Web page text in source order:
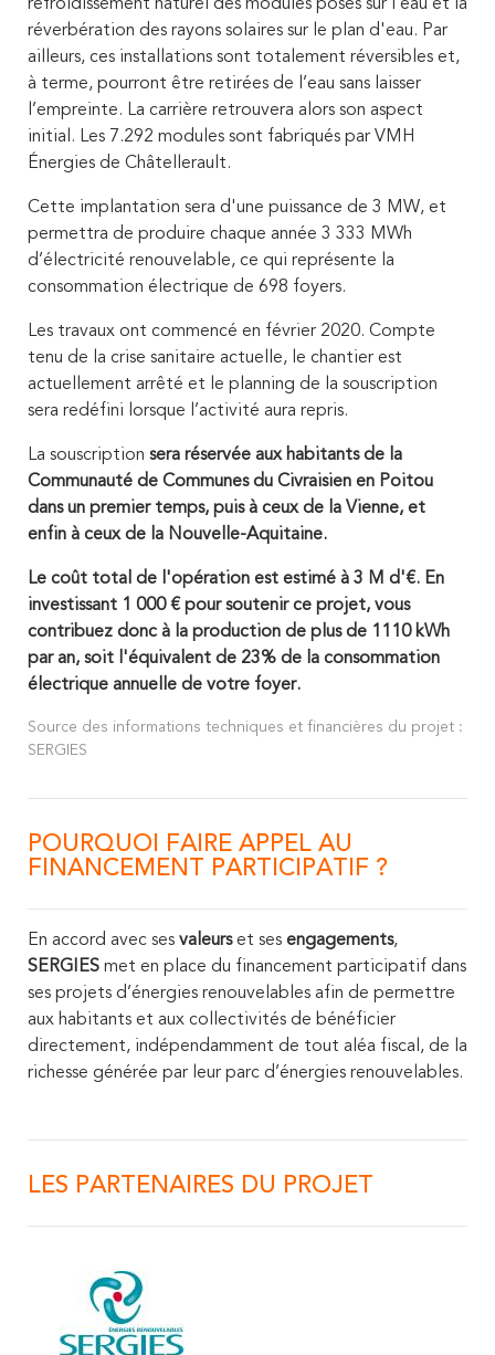
refroidissement naturel des modules posés sur l’eau et la
réverbération des rayons solaires sur le plan d'eau. Par
ailleurs, ces installations sont totalement réversibles et,
à terme, pourront être retirées de l’eau sans laisser
l’empreinte. La carrière retrouvera alors son aspect
initial. Les 7.292 modules sont fabriqués par VMH
Énergies de Châtellerault.
Cette implantation sera d'une puissance de 3 MW, et
permettra de produire chaque année 3 333 MWh
d’électricité renouvelable, ce qui représente la
consommation électrique de 698 foyers.
Les travaux ont commencé en février 2020. Compte
tenu de la crise sanitaire actuelle, le chantier est
actuellement arrêté et le planning de la souscription
sera redéfini lorsque l’activité aura repris.
La souscription sera réservée aux habitants de la
Communauté de Communes du Civraisien en Poitou
dans un premier temps, puis à ceux de la Vienne, et
enfin à ceux de la Nouvelle-Aquitaine.
Le coût total de l'opération est estimé à 3 M d'€. En
investissant 1 000 € pour soutenir ce projet, vous
contribuez donc à la production de plus de 1110 kWh
par an, soit l'équivalent de 23% de la consommation
électrique annuelle de votre foyer.
Source des informations techniques et financières du projet :
SERGIES
POURQUOI FAIRE APPEL AU
FINANCEMENT PARTICIPATIF ?
En accord avec ses valeurset ses engagements,
SERGIES met en place du financement participatif dans
ses projets d’énergies renouvelables afin de permettre
aux habitants et aux collectivités de bénéficier
directement, indépendamment de tout aléa fiscal, de la
richesse générée par leur parc d’énergies renouvelables.
LES PARTENAIRES DU PROJET